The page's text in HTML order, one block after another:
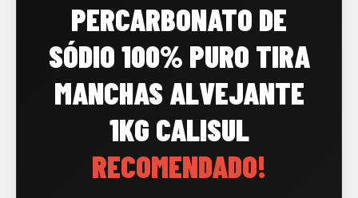
PERCARBONATO DE
SÓDIO 100% PURO TIRA
MANCHAS ALVEJANTE
1KG CALISUL
RECOMENDADO!